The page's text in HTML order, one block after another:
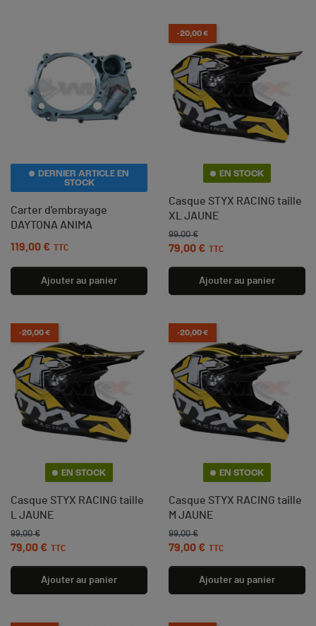
DERNIER ARTICLE EN
STOCK
Carter d'embrayage
DAYTONA ANIMA
Prix
119,00 € TTC
Ajouter au panier
-20,00 €
EN STOCK
Casque STYX RACING taille
XL JAUNE
Prix de base
99,00 €
Prix
79,00 € TTC
Ajouter au panier
-20,00 €
EN STOCK
Casque STYX RACING taille
L JAUNE
Prix de base
99,00 €
Prix
79,00 € TTC
Ajouter au panier
-20,00 €
EN STOCK
Casque STYX RACING taille
M JAUNE
Prix de base
99,00 €
Prix
79,00 € TTC
Ajouter au panier